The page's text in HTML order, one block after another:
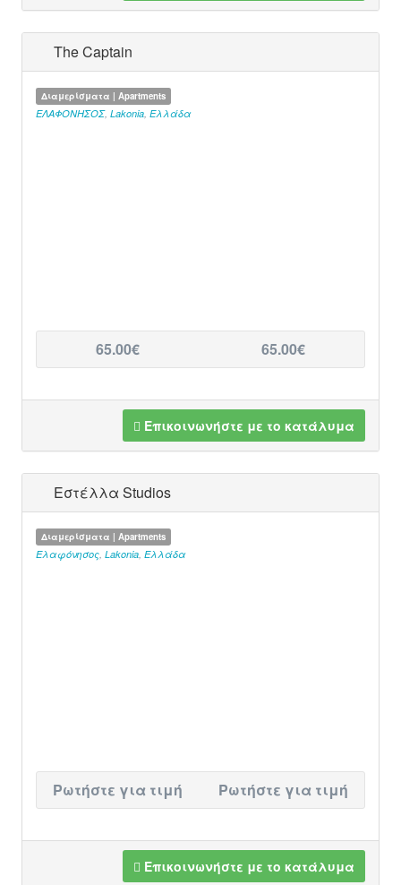
The Captain
Διαμερίσματα | Apartments
ΕΛΑΦΟΝΗΣΟΣ, Lakonia, Ελλάδα
65.00€ 65.00€
Επικοινωνήστε με το κατάλυμα
Εστέλλα Studios
Διαμερίσματα | Apartments
Ελαφόνησος, Lakonia, Ελλάδα
Ρωτήστε για τιμή Ρωτήστε για τιμή
Επικοινωνήστε με το κατάλυμα